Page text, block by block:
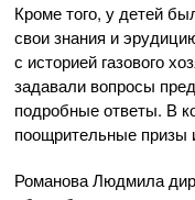
Кроме того, у детей
свои знания и
с историей газового
задавали вопросы
подробные ответы. В
поощрительные
Романова Людмила